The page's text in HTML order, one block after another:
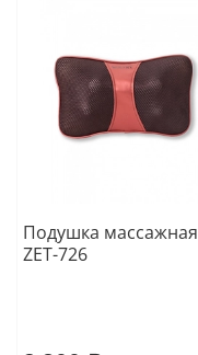
Подушка массажная
ZET-726